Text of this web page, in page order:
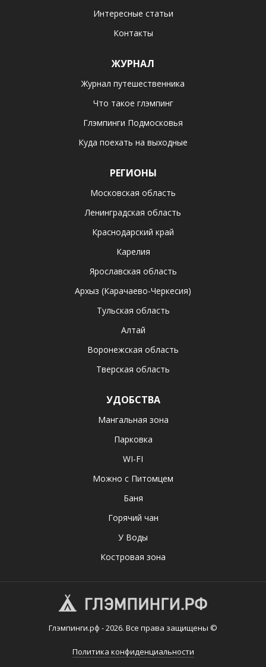
Интересные статьи
Контакты
ЖУРНАЛ
Журнал путешественника
Что такое глэмпинг
Глэмпинги Подмосковья
Куда поехать на выходные
РЕГИОНЫ
Московская область
Ленинградская область
Краснодарский край
Карелия
Ярославская область
Архыз (Карачаево-Черкесия)
Тульская область
Алтай
Воронежская область
Тверская область
УДОБСТВА
Мангальная зона
Парковка
WI-FI
Можно с Питомцем
Баня
Горячий чан
У Воды
Костровая зона
Глэмпинги.рф - 2026. Все права защищены ©
Политика конфиденциальности